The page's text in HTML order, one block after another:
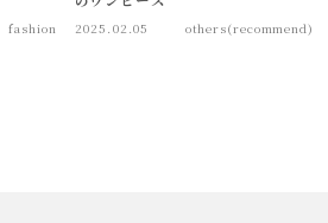
fashion 2025.02.05 others(recommend)